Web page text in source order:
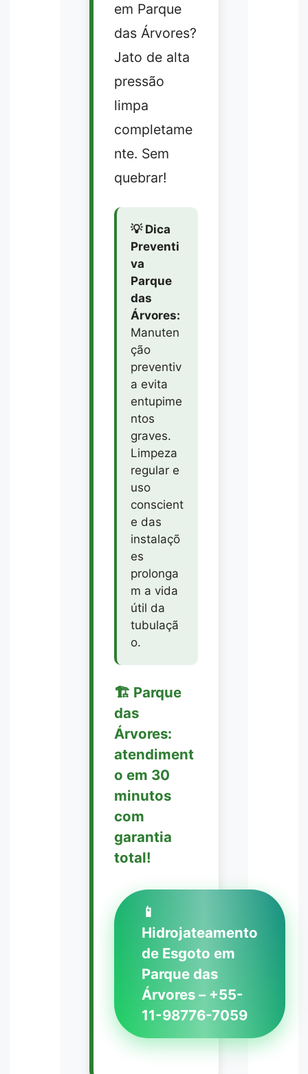
em Parque
das Árvores?
Jato de alta
pressão
limpa
completame
nte. Sem
quebrar!
💡 Dica
Preventi
va
Parque
das
Árvores:
Manuten
ção
preventiv
a evita
entupime
ntos
graves.
Limpeza
regular e
uso
conscient
e das
instalaçõ
es
prolonga
m a vida
útil da
tubulaçã
o.
🏗️ Parque
das
Árvores:
atendiment
o em 30
minutos
com
garantia
total!
📱
Hidrojateamento
de Esgoto em
Parque das
Árvores – +55-
11-98776-7059